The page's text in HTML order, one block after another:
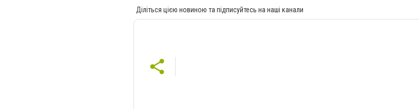
Діліться цією новиною та підписуйтесь на наші канали